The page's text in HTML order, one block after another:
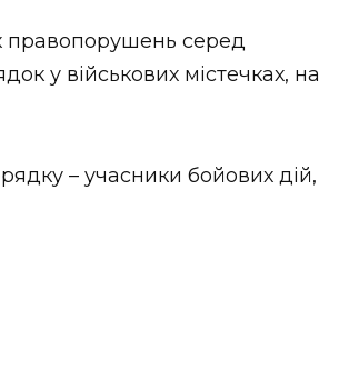
правопорушень серед
у військових містечках, на
– учасники бойових дій,